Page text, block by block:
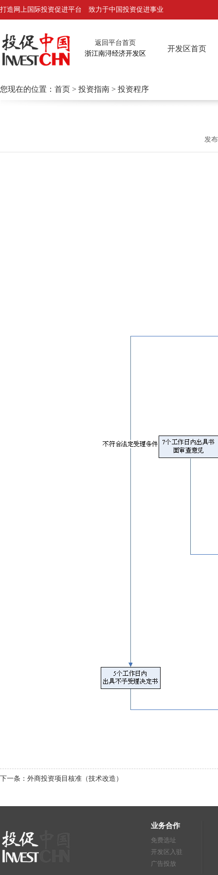
打造网上国际投资促进平台 致力于中国投资促进事业
返回平台首页
浙江南浔经济开发区
开发区首页
您现在的位置： 首页 > 投资指南 > 投资程序
发
下一条：外商投资项目核准（技术改造）
业务合作
免费选址
开发区入驻
广告投放